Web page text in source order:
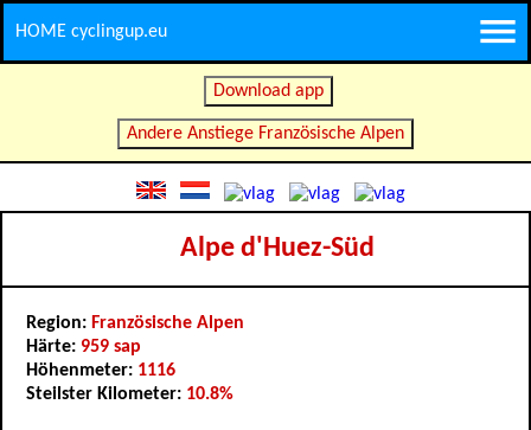
HOME cyclingup.eu
Download app
Andere Anstiege Französische Alpen
Alpe d'Huez-Süd
Region: Französische Alpen
Härte: 959 sap
Höhenmeter: 1116
Steilster Kilometer: 10.8%